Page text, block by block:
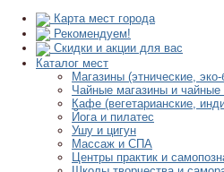
Карта мест города
Рекомендуем!
Скидки и акции для вас
Каталог мест
Магазины (этнические,
Чайные магазины и чайные
Кафе (вегетарианские,
Йога и пилатес
Ушу и цигун
Массаж и СПА
Центры практик и